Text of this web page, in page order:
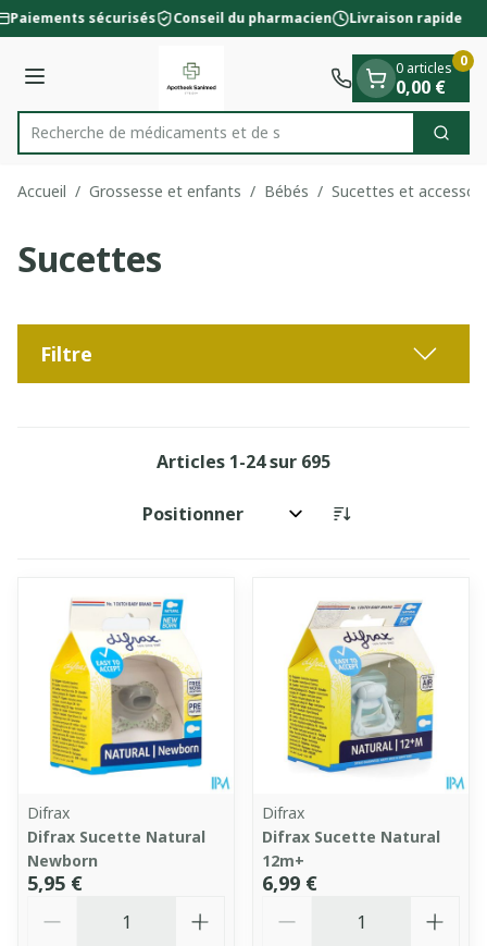
Aller au contenu
1 de 1
Paiements sécurisés Conseil du pharmacien Livraison rapide
Menu
Rechercher
Recherche
0 articles
0,00 €
0
Accueil / Grossesse et enfants / Bébés / Sucettes et
Sucettes
Filtre
Articles 1-24sur 695
Trier par:
Difrax
Difrax Sucette Natural
Newborn
5,95 €
Difrax
Difrax Sucette Natural
12m+
6,99 €